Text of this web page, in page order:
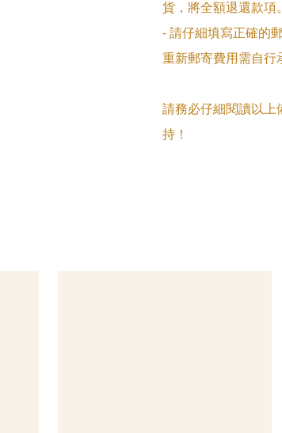
貨，將全額退還款項。
- 請仔細填寫正確的
重新郵寄費用需自行
請務必仔細閱讀以上
持！